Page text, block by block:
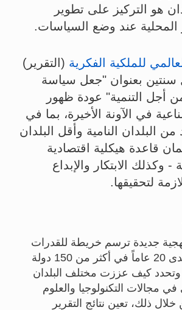
هو التركيز على تطوير
المحلية عند وضع السياسات.
للملكية الفكرية (التقرير)
سنتين بعنوان "جعل سياسة
من أجل التنمية" عودة ظهور
في الآونة الأخيرة، بما في
البلدان النامية وأقل البلدان
قاعدة هيكلية اقتصادية
- وكذلك الابتكار والإبداع
لتحقيقها.
جديدة ترسم خريطة للقدرات
الابتكارية على مدى 20 عاماً في أكثر من 150 دولة
وتحدد كيف عززت مختلف البلدان
في مجالات التكنولوجيا والعلوم
ذلك، تعين نتائج التقرير